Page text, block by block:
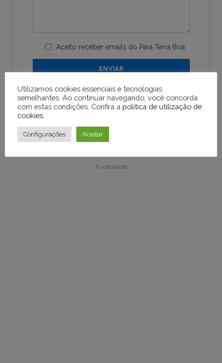
Aceito receber emails do Pará Terra Boa
Publicidade
Publicidade
Utilizamos cookies essenciais e tecnologias
semelhantes. Ao continuar navegando, você concorda
com estas condições. Confira a política de utilização de
cookies
Configurações Aceitar